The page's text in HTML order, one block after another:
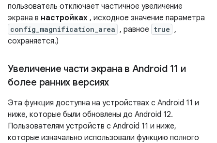
пользователь отключает частичное увеличение
экрана в настройках , исходное значение параметра
config_magnification_area , равное true ,
сохраняется.)
Увеличение части экрана в Android 11 и
более ранних версиях
Эта функция доступна на устройствах с Android 11 и
ниже, которые были обновлены до Android 12.
Пользователям устройств с Android 11 и ниже,
которые изначально использовали функцию полного